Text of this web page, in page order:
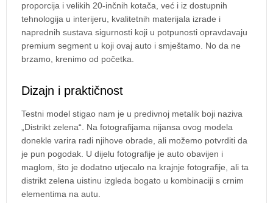
proporcija i velikih 20-inčnih kotača, već i iz dostupnih
tehnologija u interijeru, kvalitetnih materijala izrade i
naprednih sustava sigurnosti koji u potpunosti opravdavaju
premium segment u koji ovaj auto i smještamo. No da ne
brzamo, krenimo od početka.
Dizajn i praktičnost
Testni model stigao nam je u predivnoj metalik boji naziva
„Distrikt zelena“. Na fotografijama nijansa ovog modela
donekle varira radi njihove obrade, ali možemo potvrditi da
je pun pogodak. U dijelu fotografije je auto obavijen i
maglom, što je dodatno utjecalo na krajnje fotografije, ali ta
distrikt zelena uistinu izgleda bogato u kombinaciji s crnim
elementima na autu.